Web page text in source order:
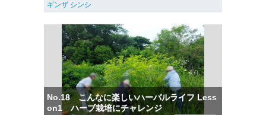
ギンザ シンシ
No.18 こんなに楽しいハーバルライフ Less
on1 ハーブ栽培にチャレンジ